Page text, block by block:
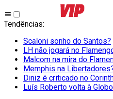
Tendências:
Scaloni sonho do Santos?
LH não jogará no
Malcom na mira do
Memphis na
Diniz é criticado no
Luís Roberto volta à Globo